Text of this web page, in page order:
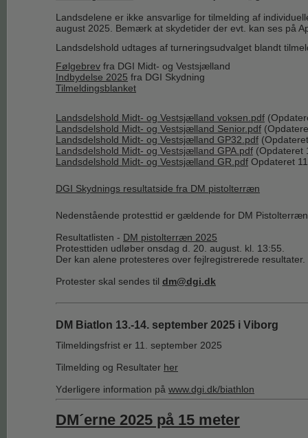
Landsdelene er ikke ansvarlige for tilmelding af
august 2025. Bemærk at skydetider der evt. kan ses på
Landsdelshold udtages af turneringsudvalget blandt
Følgebrev fra DGI Midt- og Vestsjælland
Indbydelse 2025 fra DGI Skydning
Tilmeldingsblanket
Landsdelshold Midt- og Vestsjælland voksen.pdf
Landsdelshold Midt- og Vestsjælland Senior.pdf
Landsdelshold Midt- og Vestsjælland GP32.pdf
Landsdelshold Midt- og Vestsjælland GPA.pdf (Opdateret
Landsdelshold Midt- og Vestsjælland GR.pdf Opdateret
DGI Skydnings resultatside fra DM pistolterræn
Nedenstående protesttid er gældende for DM
Resultatlisten - DM pistolterræn 2025
Protesttiden udløber onsdag d. 20. august. kl. 13:55.
Der kan alene protesteres over fejlregistrerede resultater.
Protester skal sendes til dm@dgi.dk
DM Biatlon 13.-14. september 2025 i Viborg
Tilmeldingsfrist er 11. september 2025
Tilmelding og Resultater her
Yderligere information på www.dgi.dk/biathlon
DM´erne 2025 på 15 meter